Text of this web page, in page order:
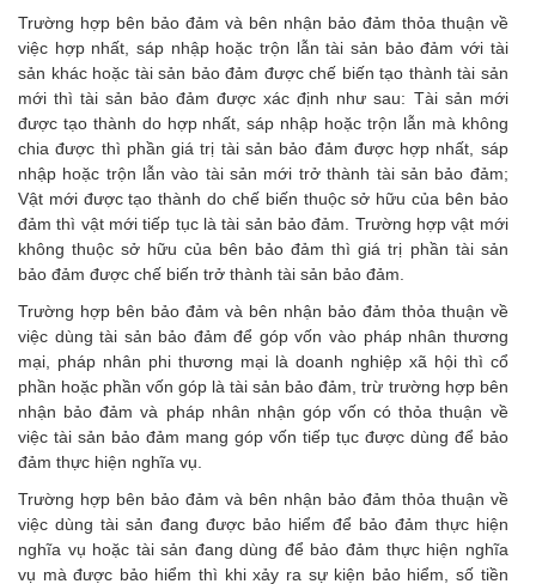
Trường hợp bên bảo đảm và bên nhận bảo đảm thỏa thuận về
việc hợp nhất, sáp nhập hoặc trộn lẫn tài sản bảo đảm với tài
sản khác hoặc tài sản bảo đảm được chế biến tạo thành tài sản
mới thì tài sản bảo đảm được xác định như sau: Tài sản mới
được tạo thành do hợp nhất, sáp nhập hoặc trộn lẫn mà không
chia được thì phần giá trị tài sản bảo đảm được hợp nhất, sáp
nhập hoặc trộn lẫn vào tài sản mới trở thành tài sản bảo đảm;
Vật mới được tạo thành do chế biến thuộc sở hữu của bên bảo
đảm thì vật mới tiếp tục là tài sản bảo đảm. Trường hợp vật mới
không thuộc sở hữu của bên bảo đảm thì giá trị phần tài sản
bảo đảm được chế biến trở thành tài sản bảo đảm.
Trường hợp bên bảo đảm và bên nhận bảo đảm thỏa thuận về
việc dùng tài sản bảo đảm để góp vốn vào pháp nhân thương
mại, pháp nhân phi thương mại là doanh nghiệp xã hội thì cổ
phần hoặc phần vốn góp là tài sản bảo đảm, trừ trường hợp bên
nhận bảo đảm và pháp nhân nhận góp vốn có thỏa thuận về
việc tài sản bảo đảm mang góp vốn tiếp tục được dùng để bảo
đảm thực hiện nghĩa vụ.
Trường hợp bên bảo đảm và bên nhận bảo đảm thỏa thuận về
việc dùng tài sản đang được bảo hiểm để bảo đảm thực hiện
nghĩa vụ hoặc tài sản đang dùng để bảo đảm thực hiện nghĩa
vụ mà được bảo hiểm thì khi xảy ra sự kiện bảo hiểm, số tiền